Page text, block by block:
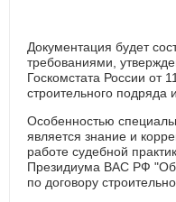
Документация будет
требованиями,
Госкомстата России от
строительного подряда
Особенностью
является знание и
работе судебной
Президиума ВАС РФ
по договору